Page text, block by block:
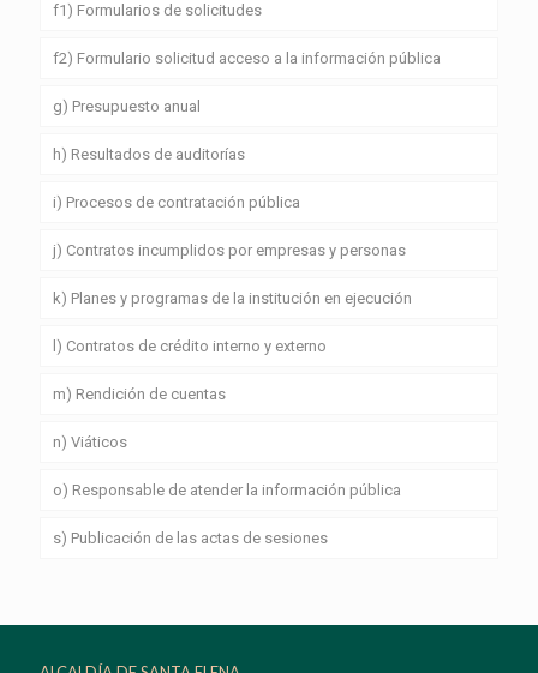
f1) Formularios de solicitudes
f2) Formulario solicitud acceso a la información pública
g) Presupuesto anual
h) Resultados de auditorías
i) Procesos de contratación pública
j) Contratos incumplidos por empresas y personas
k) Planes y programas de la institución en ejecución
l) Contratos de crédito interno y externo
m) Rendición de cuentas
n) Viáticos
o) Responsable de atender la información pública
s) Publicación de las actas de sesiones